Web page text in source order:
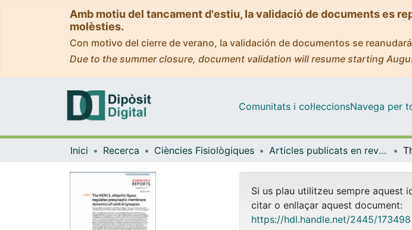
Amb motiu del tancament d'estiu, la validació de documents es
molèsties.
Con motivo del cierre de verano, la validación de documentos se
Due to the summer closure, document validation will resume starting
Comunitats i col·leccionsNavega per
Inici Recerca Ciències Fisiològiques Articles publicats en revistes (Ciències Fisiològiques)
Si us plau utilitzeu sempre aquest
citar o enllaçar aquest document:
https://hdl.handle.net/2445/173498